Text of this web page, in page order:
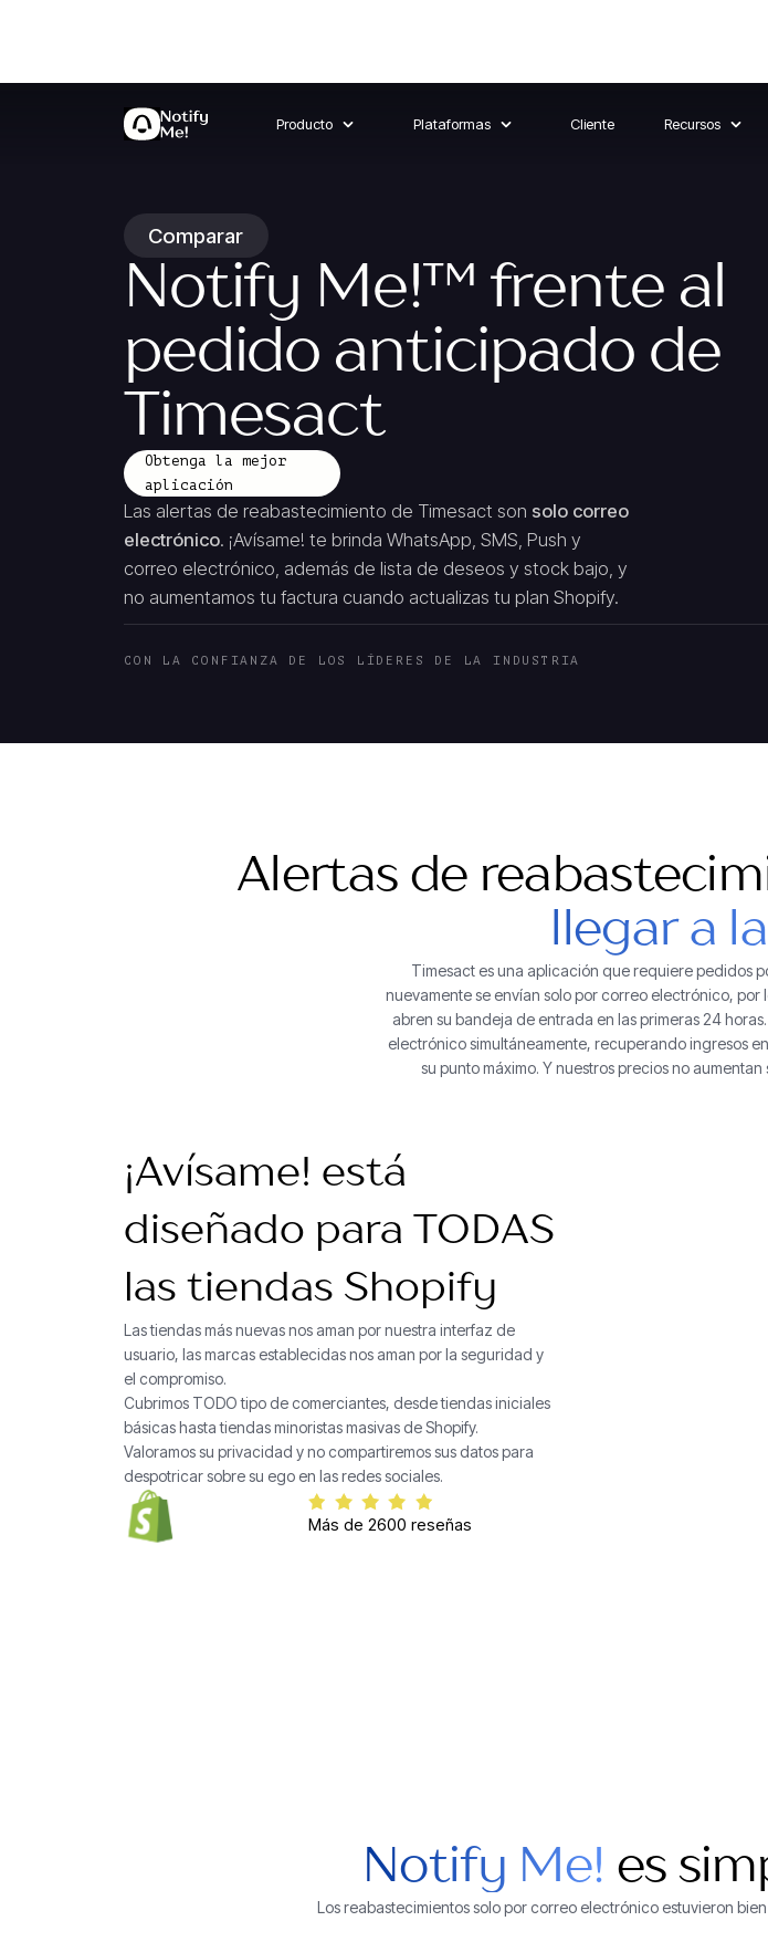
Producto Plataformas Cliente Recursos
Comparar
Notify Me!™ frente al
pedido anticipado de
Timesact
Obtenga la mejor
aplicación
Las alertas de reabastecimiento de Timesact son solo correo
electrónico. ¡Avísame! te brinda WhatsApp, SMS, Push y
correo electrónico, además de lista de deseos y stock bajo, y
no aumentamos tu factura cuando actualizas tu plan Shopify.
CON LA CONFIANZA DE LOS LÍDERES DE LA INDUSTRIA
Alertas de
llegar a
Timesact es una aplicación que requiere pedidos
nuevamente se envían solo por correo electrónico,
abren su bandeja de entrada en las primeras 24
electrónico simultáneamente, recuperando ingresos
su punto máximo. Y nuestros precios no
¡Avísame! está
diseñado para TODAS
las tiendas Shopify
Las tiendas más nuevas nos aman por nuestra interfaz de
usuario, las marcas establecidas nos aman por la seguridad y
el compromiso.
Cubrimos TODO tipo de comerciantes, desde tiendas iniciales
básicas hasta tiendas minoristas masivas de Shopify.
Valoramos su privacidad y no compartiremos sus datos para
despotricar sobre su ego en las redes sociales.
Más de 2600 reseñas
Notify Me! es
Los reabastecimientos solo por correo electrónico estuvieron